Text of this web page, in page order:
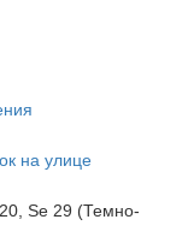
на улице
Se 29 (Темно-